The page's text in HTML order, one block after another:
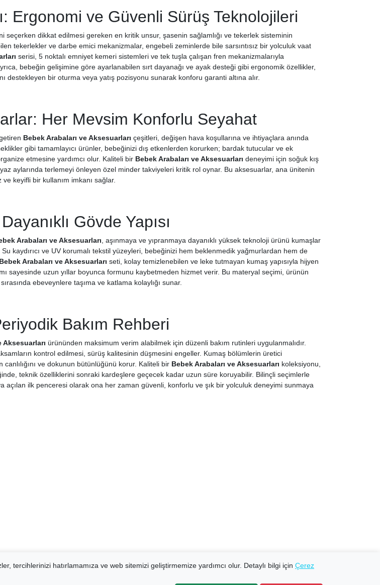
Ergonomi ve Güvenli Sürüş Teknolojileri
seçerken dikkat edilmesi gereken en kritik unsur, şasenin sağlamlığı ve tekerlek sisteminin
tekerlekler ve darbe emici mekanizmalar, engebeli zeminlerde bile sarsıntısız bir yolculuk vaat
serisi, 5 noktalı emniyet kemeri sistemleri ve tek tuşla çalışan fren mekanizmalarıyla
bebeğin gelişimine göre ayarlanabilen sırt dayanağı ve ayak desteği gibi ergonomik özellikler,
destekleyen bir oturma veya yatış pozisyonu sunarak konforu garanti altına alır.
Her Mevsim Konforlu Seyahat
Bebek Arabaları ve Aksesuarları çeşitleri, değişen hava koşullarına ve ihtiyaçlara anında
gibi tamamlayıcı ürünler, bebeğinizi dış etkenlerden korurken; bardak tutucular ve ek
etmesine yardımcı olur. Kaliteli bir Bebek Arabaları ve Aksesuarları deneyimi için soğuk kış
aylarında terlemeyi önleyen özel minder takviyeleri kritik rol oynar. Bu aksesuarlar, ana ünitenin
keyifli bir kullanım imkanı sağlar.
Gövde Yapısı
Arabaları ve Aksesuarları , aşınmaya ve yıpranmaya dayanıklı yüksek teknoloji ürünü kumaşlar
kaydırıcı ve UV korumalı tekstil yüzeyleri, bebeğinizi hem beklenmedik yağmurlardan hem de
Bebek Arabaları ve Aksesuarları seti, kolay temizlenebilen ve leke tutmayan kumaş yapısıyla hijyen
sayesinde uzun yıllar boyunca formunu kaybetmeden hizmet verir. Bu materyal seçimi, ürünün
ebeveynlere taşıma ve katlama kolaylığı sunar.
Bakım Rehberi
Aksesuarları ürününden maksimum verim alabilmek için düzenli bakım rutinleri uygulanmalıdır.
kontrol edilmesi, sürüş kalitesinin düşmesini engeller. Kumaş bölümlerin üretici
ve dokunun bütünlüğünü korur. Kaliteli bir Bebek Arabaları ve Aksesuarları koleksiyonu,
teknik özelliklerini sonraki kardeşlere geçecek kadar uzun süre koruyabilir. Bilinçli seçimlerle
açılan ilk penceresi olarak ona her zaman güvenli, konforlu ve şık bir yolculuk deneyimi sunmaya
tercihlerinizi hatırlamamıza ve web sitemizi geliştirmemize yardımcı olur. Detaylı bilgi için Çerez